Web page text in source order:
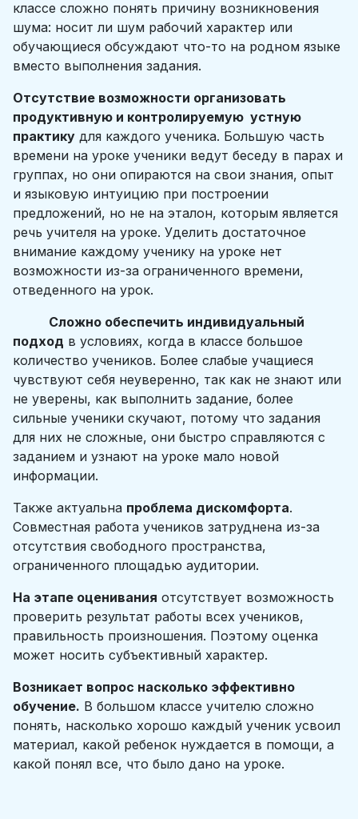
классе сложно понять причину возникновения
шума: носит ли шум рабочий характер или
обучающиеся обсуждают что-то на родном языке
вместо выполнения задания.
Отсутствие возможности организовать
продуктивную и контролируемую устную
практику для каждого ученика. Большую часть
времени на уроке ученики ведут беседу в парах и
группах, но они опираются на свои знания, опыт
и языковую интуицию при построении
предложений, но не на эталон, которым является
речь учителя на уроке. Уделить достаточное
внимание каждому ученику на уроке нет
возможности из-за ограниченного времени,
отведенного на урок.
Сложно обеспечить индивидуальный
подход в условиях, когда в классе большое
количество учеников. Более слабые учащиеся
чувствуют себя неуверенно, так как не знают или
не уверены, как выполнить задание, более
сильные ученики скучают, потому что задания
для них не сложные, они быстро справляются с
заданием и узнают на уроке мало новой
информации.
Также актуальна проблема дискомфорта.
Совместная работа учеников затруднена из-за
отсутствия свободного пространства,
ограниченного площадью аудитории.
На этапе оценивания отсутствует возможность
проверить результат работы всех учеников,
правильность произношения. Поэтому оценка
может носить субъективный характер.
Возникает вопрос насколько эффективно
обучение. В большом классе учителю сложно
понять, насколько хорошо каждый ученик усвоил
материал, какой ребенок нуждается в помощи, а
какой понял все, что было дано на уроке.